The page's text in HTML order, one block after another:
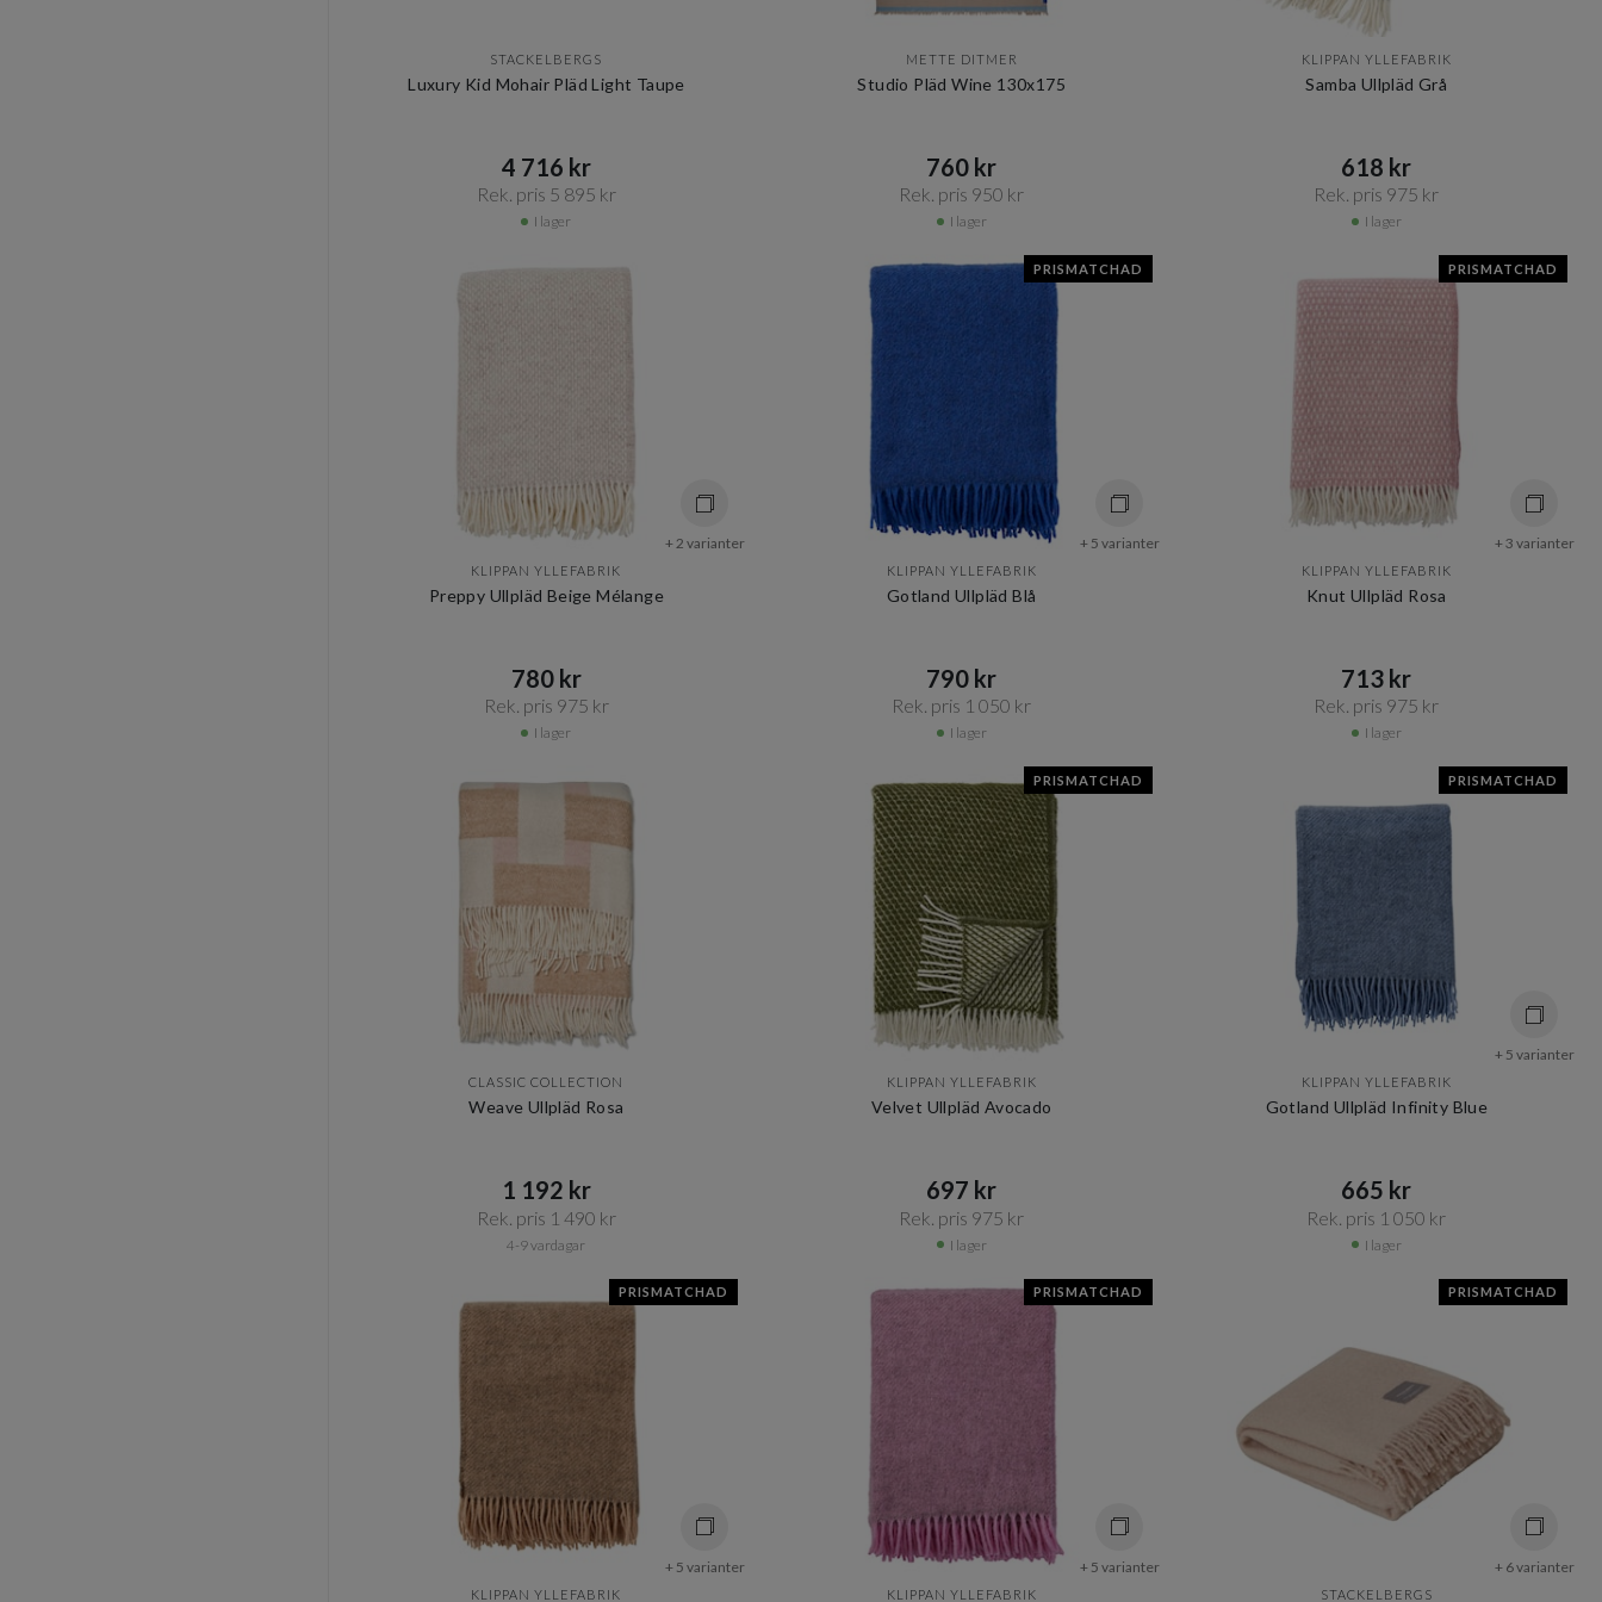
STACKELBERGS
Luxury Kid Mohair Pläd Light Taupe
4 716 kr​​
Rek. pris 5 895 kr​​
I lager
METTE DITMER
Studio Pläd Wine 130x175
760 kr​​
Rek. pris 950 kr​​
I lager
KLIPPAN YLLEFABRIK
Samba Ullpläd Grå
618 kr​​
Rek. pris 975 kr​​
I lager
+ 2 varianter
KLIPPAN YLLEFABRIK
Preppy Ullpläd Beige Mélange
780 kr​​
Rek. pris 975 kr​​
I lager
PRISMATCHAD
+ 5 varianter
KLIPPAN YLLEFABRIK
Gotland Ullpläd Blå
790 kr​​
Rek. pris 1 050 kr​​
I lager
PRISMATCHAD
+ 3 varianter
KLIPPAN YLLEFABRIK
Knut Ullpläd Rosa
713 kr​​
Rek. pris 975 kr​​
I lager
CLASSIC COLLECTION
Weave Ullpläd Rosa
1 192 kr​​
Rek. pris 1 490 kr​​
4-9 vardagar
PRISMATCHAD
KLIPPAN YLLEFABRIK
Velvet Ullpläd Avocado
697 kr​​
Rek. pris 975 kr​​
I lager
PRISMATCHAD
+ 5 varianter
KLIPPAN YLLEFABRIK
Gotland Ullpläd Infinity Blue
665 kr​​
Rek. pris 1 050 kr​​
I lager
PRISMATCHAD
+ 5 varianter
KLIPPAN YLLEFABRIK
PRISMATCHAD
+ 5 varianter
KLIPPAN YLLEFABRIK
PRISMATCHAD
+ 6 varianter
STACKELBERGS